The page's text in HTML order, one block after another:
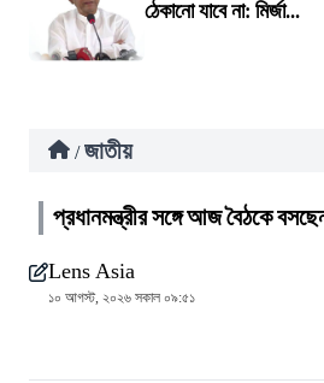
ঠেকানো যাবে না: মির্জা...
/ জাতীয়
প্রধানমন্ত্রীর সঙ্গে আজ বৈঠকে
Lens Asia
১০ আগস্ট, ২০২৬ সকাল ০৯:৫১